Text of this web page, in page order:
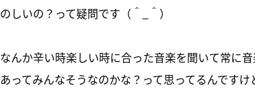
のしいの？って疑問です（＾_＾）
なんか辛い時楽しい時に合った音楽を聞いて常に
あってみんなそうなのかな？って思ってるんです